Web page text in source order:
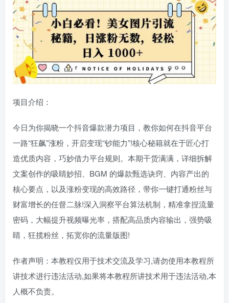
项目介绍：
今日为你揭晓一个抖音爆款潜力项目，教你如何在抖音平台
一路“狂飙”涨粉，开启变现“钞能力”!核心秘籍就在于匠心打
造优质内容，巧妙借力平台规则。本期干货满满，详细拆解
文案创作的吸睛妙招、BGM 的爆款甄选诀窍、内容产出的
核心要点，以及涨粉变现的高效路径，带你一键打通粉丝与
财富增长的任督二脉!深入洞察平台算法机制，精准拿捏流量
密码，大幅提升视频曝光率，搭配高品质内容输出，强势吸
睛，狂揽粉丝，拓宽你的流量版图!
作者声明：本教程仅用于技术交流及学习,请勿使用本教程所
讲技术进行违法活动,如果将本教程所讲技术用于违法活动,本
人概不负责。